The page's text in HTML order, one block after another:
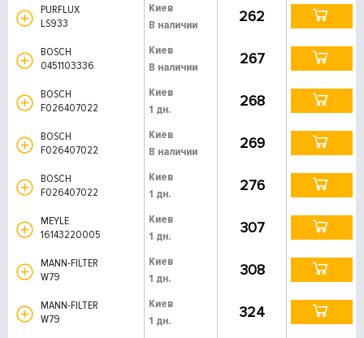
PURFLUX
LS933
Киев
В наличии
262
BOSCH
0451103336
Киев
В наличии
267
BOSCH
F026407022
Киев
1 дн.
268
BOSCH
F026407022
Киев
В наличии
269
BOSCH
F026407022
Киев
1 дн.
276
MEYLE
16143220005
Киев
1 дн.
307
MANN-FILTER
W79
Киев
1 дн.
308
MANN-FILTER
W79
Киев
1 дн.
324